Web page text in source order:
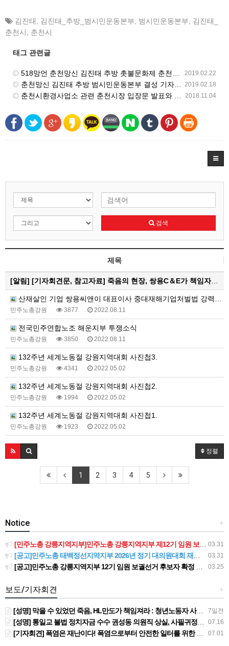
김진태 김진태_추방_범시민운동본부 범시민운동본부
김진태_
춘천시
춘천시
태그 관련글
2019.02.22
518망언 춘천망신 김진태 추방 촛불문화제 춘천에서 진행
2019.02.18
춘천망신 김진태 추방 범시민운동본부 결성 기자회견
2018.11.04
춘천시환경사업소 관련 춘천시장 입장문 발표와 김영희 지부장 단식농성철회 성명서 발표
검색
제목
[알림] [기자회견문, 참고자료] 죽음의 현장, 쌍용C＆E가 책임자다! 중대재해기업처벌법으로 처벌하고 특별근로감독 즉…
산재살인 기업 쌍용씨앤이 대표이사 중대재해기업처벌법 강력처벌 촉구 피켓티선전전 진행 중
민주노총강원 3877 2022.08.11
전국민주연합노조 해운지부 투쟁소식
민주노총강원 3850 2022.08.11
132주년 세계노동절 강원지역대회 사진첩3.
민주노총강원 4341 2022.05.02
132주년 세계노동절 강원지역대회 사진첩2.
민주노총강원 1994 2022.05.02
132주년 세계노동절 강원지역대회 사진첩1.
민주노총강원 1923 2022.05.02
정렬
1 2 3 4 5
+
Notice
03.31
[민주노총 강릉지역지부]민주노총 강릉지역지부 제12기 임원 보궐선거결과 공고
03.31
[공고]민주노총 태백정선지역지부 2026년 정기 대의원대회 재소집 건
03.25
[공고]민주노총 강릉지역지부 12기 임원 보궐선거 후보자 확정 공고
+
보도/기자회견
7일전
[성명] 막을 수 있었던 죽음, HL만도가 책임져라 : 청년노동자 사망사고의 철저한 진상규명과 재발방지 대책 마련하라
07.16
[성명] 통일교 불법 정치자금 수수 권성동 의원직 상실, 사필귀정이다
07.01
[기자회견] 폭염은 재난이다! 폭염으로부터 안전한 일터를 위한 민주노총 강원지역본부 폭염감시단 선포 기자회견